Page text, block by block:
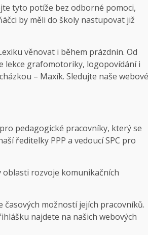
tyto potíže bez odborné pomoci,
by měli do školy nastupovat již
věnovat i během prázdnin. Od
lekce grafomotoriky, logopovídání i
– Maxík. Sledujte naše webové
pedagogické pracovníky, který se
ředitelky PPP a vedoucí SPC pro
rozvoje komunikačních
možností jejích pracovníků.
najdete na našich webových